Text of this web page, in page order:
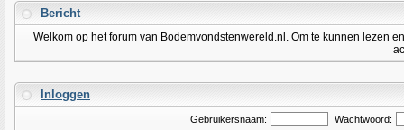
Bericht
Welkom op het forum van Bodemvondstenwereld.nl. Om te kunnen lezen
Inloggen
Gebruikersnaam: Wachtwoord: